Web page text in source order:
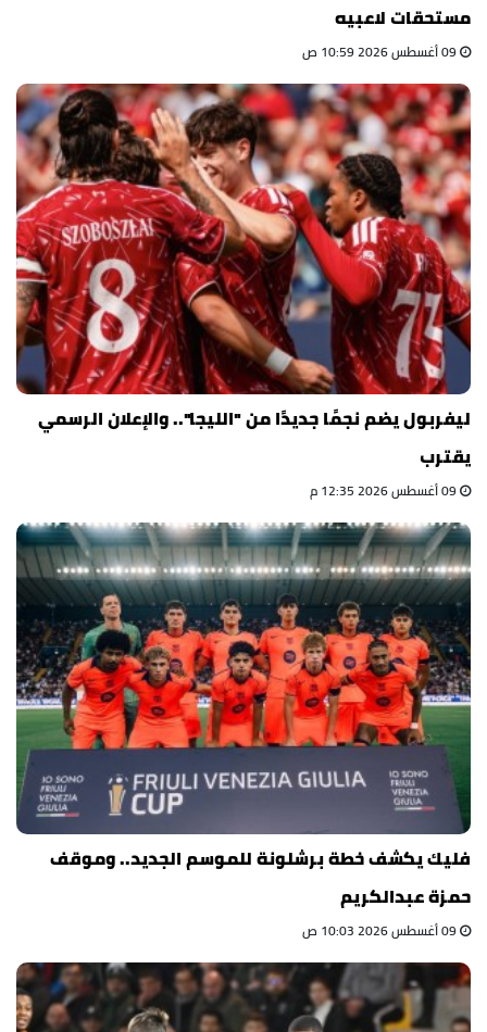
مستحقات لاعبيه
ليفربول يضم نجمًا جديدًا من "الليجا".. والإعلان الرسمي
يقترب
فليك يكشف خطة برشلونة للموسم الجديد.. وموقف
حمزة عبدالكريم